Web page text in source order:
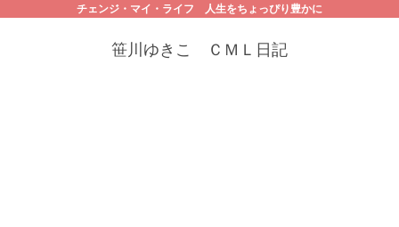
チェンジ・マイ・ライフ 人生をちょっぴり豊かに
笹川ゆきこ ＣＭＬ日記